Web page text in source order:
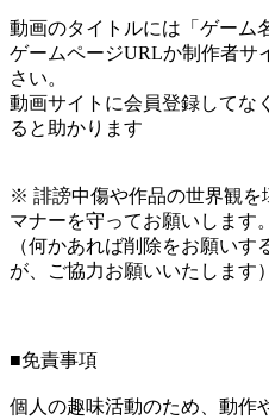
動画のタイトルには「ゲーム
ゲームページURLか制作者サ
さい。
動画サイトに会員登録してな
ると助かります
※ 誹謗中傷や作品の世界観を
マナーを守ってお願いします。
（何かあれば削除をお願い
が、ご協力お願いいたします）
■免責事項
個人の趣味活動のため、動作